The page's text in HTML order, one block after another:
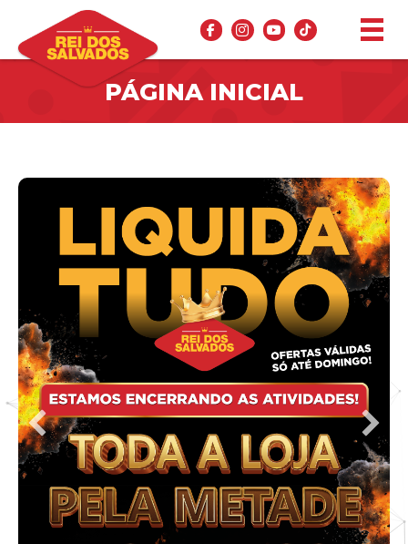
PÁGINA INICIAL